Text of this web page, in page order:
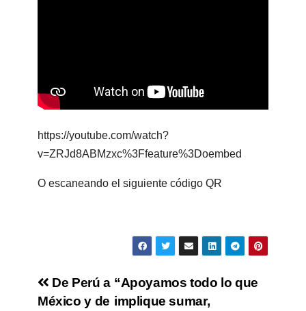
https://youtube.com/watch?
v=ZRJd8ABMzxc%3Ffeature%3Doembed
O escaneando el siguiente código QR
“Apoyamos todo lo que
implique sumar,
De Perú a
México y de